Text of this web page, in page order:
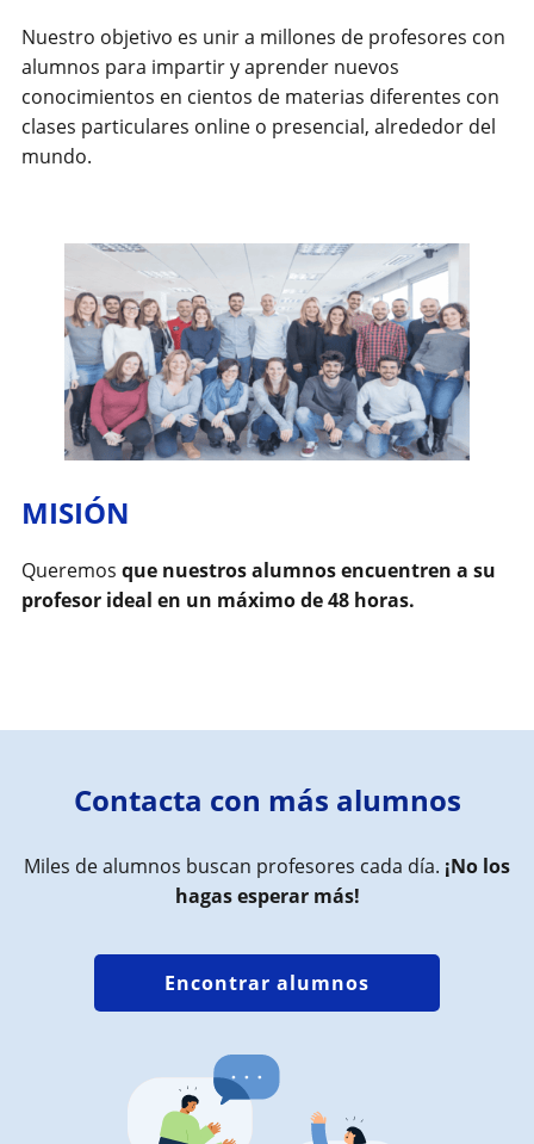
Nuestro objetivo es unir a millones de profesores con
alumnos para impartir y aprender nuevos
conocimientos en cientos de materias diferentes con
clases particulares online o presencial, alrededor del
mundo.
MISIÓN
Queremos que nuestros alumnos encuentren a su
profesor ideal en un máximo de 48 horas.
Contacta con más alumnos
Miles de alumnos buscan profesores cada día. ¡No los
hagas esperar más!
Encontrar alumnos